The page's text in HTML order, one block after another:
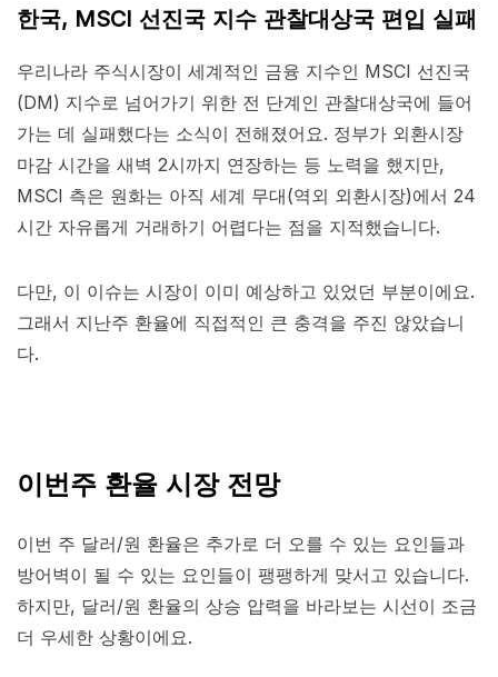
한국, MSCI 선진국 지수 관찰대상국 편입 실패
우리나라 주식시장이 세계적인 금융 지수인 MSCI 선진국
(DM) 지수로 넘어가기 위한 전 단계인 관찰대상국에 들어
가는 데 실패했다는 소식이 전해졌어요. 정부가 외환시장
마감 시간을 새벽 2시까지 연장하는 등 노력을 했지만,
MSCI 측은 원화는 아직 세계 무대(역외 외환시장)에서 24
시간 자유롭게 거래하기 어렵다는 점을 지적했습니다.
다만, 이 이슈는 시장이 이미 예상하고 있었던 부분이에요.
그래서 지난주 환율에 직접적인 큰 충격을 주진 않았습니
다.
이번주 환율 시장 전망
이번 주 달러/원 환율은 추가로 더 오를 수 있는 요인들과
방어벽이 될 수 있는 요인들이 팽팽하게 맞서고 있습니다.
하지만, 달러/원 환율의 상승 압력을 바라보는 시선이 조금
더 우세한 상황이에요.